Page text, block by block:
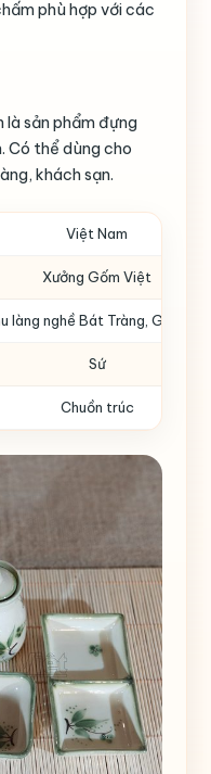
phù hợp với các
là sản phẩm đựng
Có thể dùng cho
khách sạn.
Việt Nam
Xưởng Gốm Việt
làng nghề Bát Tràng, Gia
Sứ
Chuồn trúc
Xanh lá